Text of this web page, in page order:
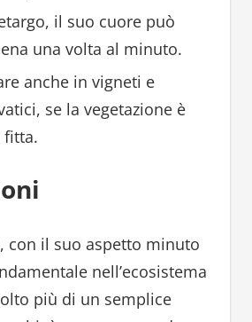
il suo cuore può
una volta al minuto.
anche in vigneti e
se la vegetazione è
fitta.
con il suo aspetto minuto
nell’ecosistema
più di un semplice